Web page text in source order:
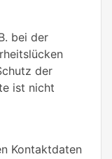
bei der
der
ist nicht
Kontaktdaten